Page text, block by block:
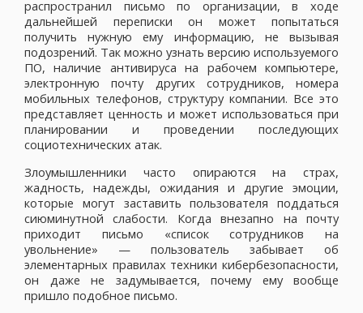
распространил письмо по организации, в ходе
дальнейшей переписки он может попытаться
получить нужную ему информацию, не вызывая
подозрений. Так можно узнать версию используемого
ПО, наличие антивируса на рабочем компьютере,
электронную почту других сотрудников, номера
мобильных телефонов, структуру компании. Все это
представляет ценность и может использоваться при
планировании и проведении последующих
социотехнических атак.
Злоумышленники часто опираются на страх,
жадность, надежды, ожидания и другие эмоции,
которые могут заставить пользователя поддаться
сиюминутной слабости. Когда внезапно на почту
приходит письмо «список сотрудников на
увольнение» — пользователь забывает об
элементарных правилах техники кибербезопасности,
он даже не задумывается, почему ему вообще
пришло подобное письмо.